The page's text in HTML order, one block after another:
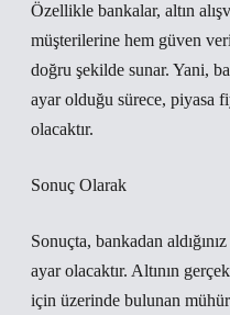
Özellikle bankalar, altın
müşterilerine hem güven
doğru şekilde sunar. Yani,
ayar olduğu sürece, piyasa
olacaktır.
Sonuç Olarak
Sonuçta, bankadan
ayar olacaktır. Altının
için üzerinde bulunan